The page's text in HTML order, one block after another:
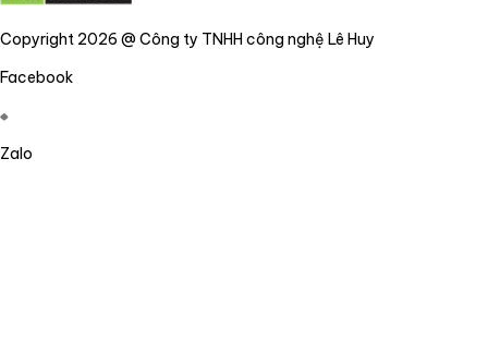
Copyright 2026 @ Công ty TNHH công nghệ Lê Huy
Facebook
Zalo